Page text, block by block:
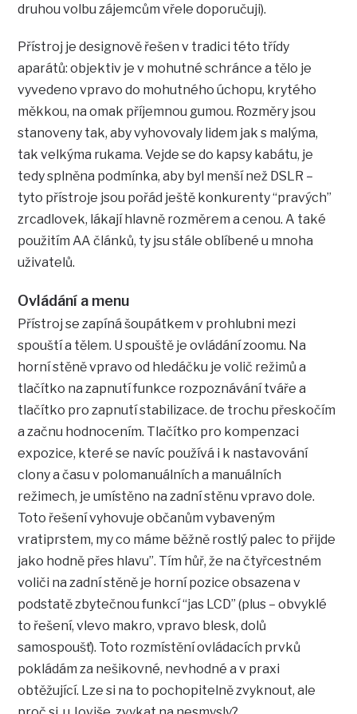
druhou volbu zájemcům vřele doporučuji).
Přístroj je designově řešen v tradici této třídy
aparátů: objektiv je v mohutné schránce a tělo je
vyvedeno vpravo do mohutného úchopu, krytého
měkkou, na omak příjemnou gumou. Rozměry jsou
stanoveny tak, aby vyhovovaly lidem jak s malýma,
tak velkýma rukama. Vejde se do kapsy kabátu, je
tedy splněna podmínka, aby byl menší než DSLR –
tyto přístroje jsou pořád ještě konkurenty “pravých”
zrcadlovek, lákají hlavně rozměrem a cenou. A také
použitím AA článků, ty jsu stále oblíbené u mnoha
uživatelů.
Ovládání a menu
Přístroj se zapíná šoupátkem v prohlubni mezi
spouští a tělem. U spouště je ovládání zoomu. Na
horní stěně vpravo od hledáčku je volič režimů a
tlačítko na zapnutí funkce rozpoznávání tváře a
tlačítko pro zapnutí stabilizace. de trochu přeskočím
a začnu hodnocením. Tlačítko pro kompenzaci
expozice, které se navíc používá i k nastavování
clony a času v polomanuálních a manuálních
režimech, je umístěno na zadní stěnu vpravo dole.
Toto řešení vyhovuje občanům vybaveným
vratiprstem, my co máme běžně rostlý palec to přijde
jako hodně přes hlavu”. Tím hůř, že na čtyřcestném
voliči na zadní stěně je horní pozice obsazena v
podstatě zbytečnou funkcí “jas LCD” (plus – obvyklé
to řešení, vlevo makro, vpravo blesk, dolů
samospoušť). Toto rozmístění ovládacích prvků
pokládám za nešikovné, nevhodné a v praxi
obtěžující. Lze si na to pochopitelně zvyknout, ale